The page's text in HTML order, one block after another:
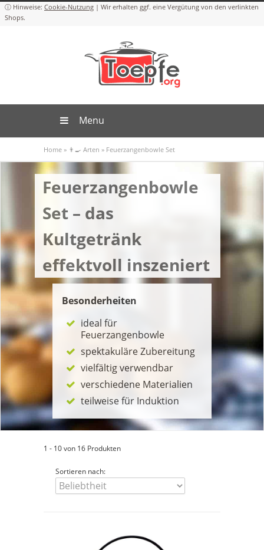
Cookie-Nutzung
Menu
Home » 👨‍🍳 Arten » Feuerzangenbowle Set
Feuerzangenbowle
Set – das
Kultgetränk
effektvoll inszeniert
Besonderheiten
ideal für
Feuerzangenbowle
spektakuläre Zubereitung
vielfältig verwendbar
verschiedene Materialien
teilweise für Induktion
1 - 10 von 16 Produkten
Sortieren nach: